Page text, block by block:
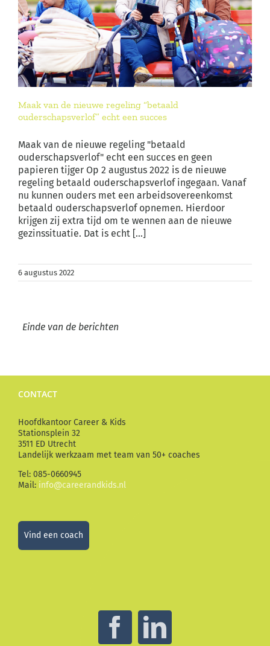
Maak van de nieuwe regeling “betaald
ouderschapsverlof” echt een succes
Maak van de nieuwe regeling "betaald
ouderschapsverlof" echt een succes en geen
papieren tijger Op 2 augustus 2022 is de nieuwe
regeling betaald ouderschapsverlof ingegaan. Vanaf
nu kunnen ouders met een arbeidsovereenkomst
betaald ouderschapsverlof opnemen. Hierdoor
krijgen zij extra tijd om te wennen aan de nieuwe
gezinssituatie. Dat is echt [...]
6 augustus 2022
Stationsplein 32
3511 ED Utrecht
Landelijk werkzaam met team van 50+ coaches
Tel: 085-0660945
Mail:info@careerandkids.nl
Vind een coach
Facebook
LinkedIn